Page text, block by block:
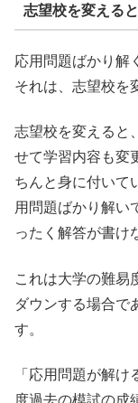
志望校を変える
応用問題ばかり解
それは、志望校を
志望校を変えると
せて学習内容も変
ちんと身に付いて
用問題ばかり解い
ったく解答が書け
これは大学の難易
ダウンする場合で
す。
「応用問題が解
度過去の模試の成